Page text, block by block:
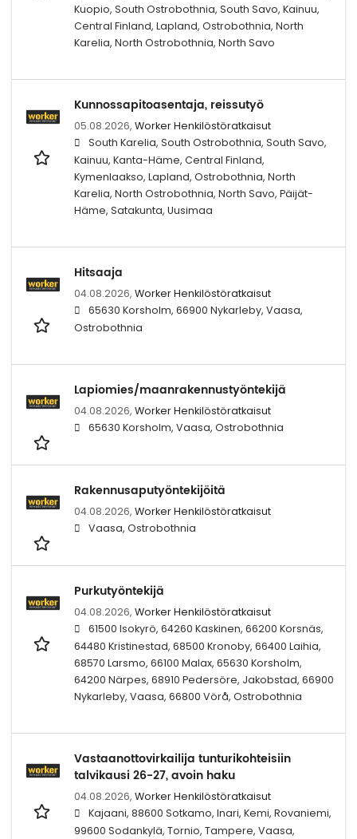
Kuopio, South Ostrobothnia, South Savo, Kainuu,
Central Finland, Lapland, Ostrobothnia, North
Karelia, North Ostrobothnia, North Savo
Kunnossapitoasentaja, reissutyö
05.08.2026, Worker Henkilöstöratkaisut
South Karelia, South Ostrobothnia, South Savo,
Kainuu, Kanta-Häme, Central Finland,
Kymenlaakso, Lapland, Ostrobothnia, North
Karelia, North Ostrobothnia, North Savo, Päijät-
Häme, Satakunta, Uusimaa
Hitsaaja
04.08.2026, Worker Henkilöstöratkaisut
65630 Korsholm, 66900 Nykarleby, Vaasa,
Ostrobothnia
Lapiomies/maanrakennustyöntekijä
04.08.2026, Worker Henkilöstöratkaisut
65630 Korsholm, Vaasa, Ostrobothnia
Rakennusaputyöntekijöitä
04.08.2026, Worker Henkilöstöratkaisut
Vaasa, Ostrobothnia
Purkutyöntekijä
04.08.2026, Worker Henkilöstöratkaisut
61500 Isokyrö, 64260 Kaskinen, 66200 Korsnäs,
64480 Kristinestad, 68500 Kronoby, 66400 Laihia,
68570 Larsmo, 66100 Malax, 65630 Korsholm,
64200 Närpes, 68910 Pedersöre, Jakobstad, 66900
Nykarleby, Vaasa, 66800 Vörå, Ostrobothnia
Vastaanottovirkailija tunturikohteisiin
talvikausi 26-27, avoin haku
04.08.2026, Worker Henkilöstöratkaisut
Kajaani, 88600 Sotkamo, Inari, Kemi, Rovaniemi,
99600 Sodankylä, Tornio, Tampere, Vaasa,